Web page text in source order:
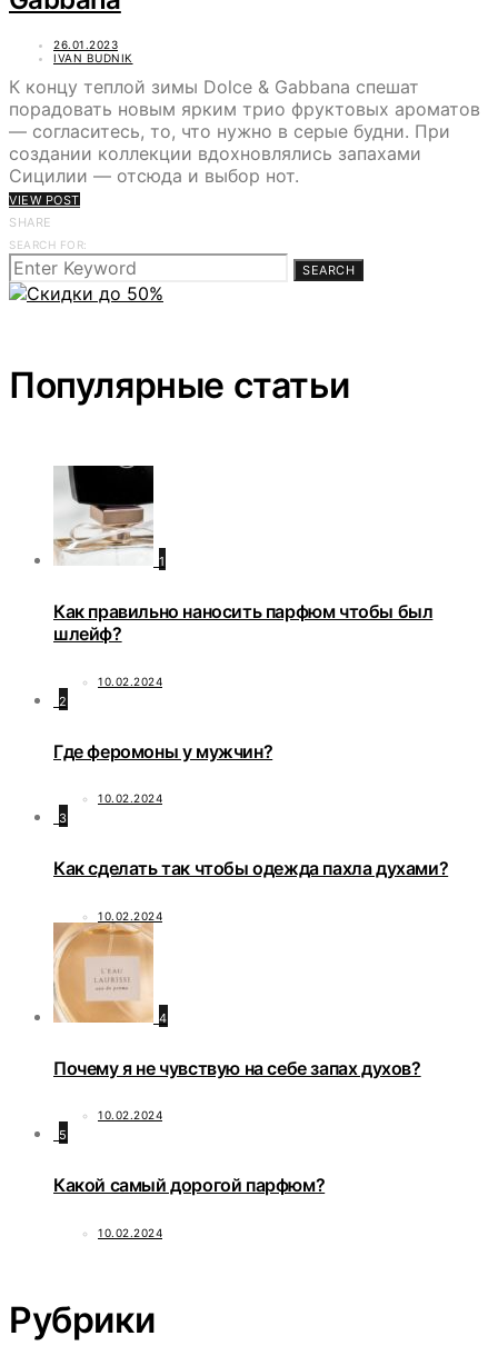
26.01.2023
IVAN BUDNIK
К концу теплой зимы Dolce & Gabbana спешат
порадовать новым ярким трио фруктовых ароматов
— согласитесь, то, что нужно в серые будни. При
создании коллекции вдохновлялись запахами
Сицилии — отсюда и выбор нот.
VIEW POST
SHARE
SEARCH FOR:
SEARCH
Популярные статьи
1
Как правильно наносить парфюм чтобы был
шлейф?
10.02.2024
2
Где феромоны у мужчин?
10.02.2024
3
Как сделать так чтобы одежда пахла духами?
10.02.2024
4
Почему я не чувствую на себе запах духов?
10.02.2024
5
Какой самый дорогой парфюм?
10.02.2024
Рубрики